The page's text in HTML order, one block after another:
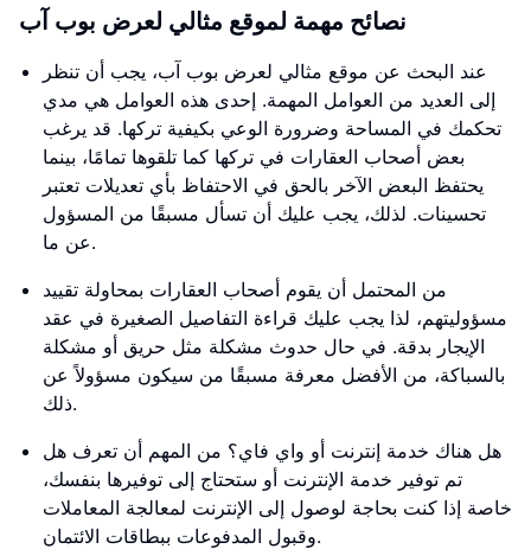
نصائح مهمة لموقع مثالي لعرض بوب آب
عند البحث عن موقع مثالي لعرض بوب آب، يجب أن تنظر
إلى العديد من العوامل المهمة. إحدى هذه العوامل هي مدي
تحكمك في المساحة وضرورة الوعي بكيفية تركها. قد يرغب
بعض أصحاب العقارات في تركها كما تلقوها تمامًا، بينما
يحتفظ البعض الآخر بالحق في الاحتفاظ بأي تعديلات تعتبر
تحسينات. لذلك، يجب عليك أن تسأل مسبقًا من المسؤول
عن ما.
من المحتمل أن يقوم أصحاب العقارات بمحاولة تقييد
مسؤوليتهم، لذا يجب عليك قراءة التفاصيل الصغيرة في عقد
الإيجار بدقة. في حال حدوث مشكلة مثل حريق أو مشكلة
بالسباكة، من الأفضل معرفة مسبقًا من سيكون مسؤولاً عن
ذلك.
هل هناك خدمة إنترنت أو واي فاي؟ من المهم أن تعرف هل
تم توفير خدمة الإنترنت أو ستحتاج إلى توفيرها بنفسك،
خاصة إذا كنت بحاجة لوصول إلى الإنترنت لمعالجة المعاملات
وقبول المدفوعات ببطاقات الائتمان.